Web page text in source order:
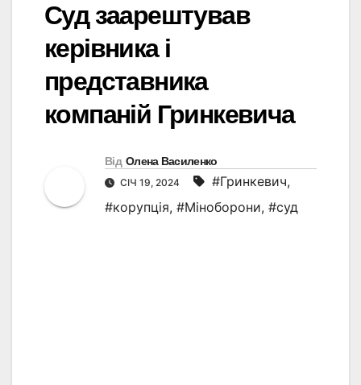
Суд заарештував
керівника і
представника
компаній Гринкевича
Від Олена Василенко
СІЧ 19, 2024 #Гринкевич,
#корупція, #Міноборони, #суд